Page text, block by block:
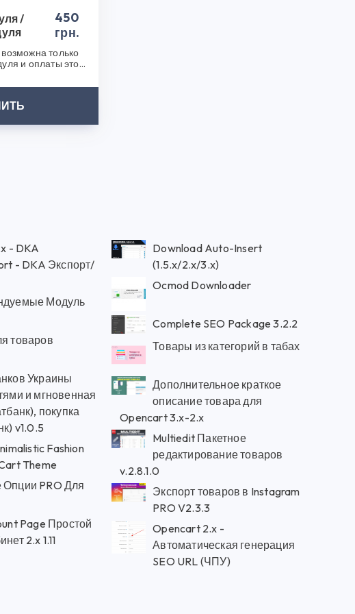
/
450
грн.
только
и оплаты этой
- DKA
- DKA Экспорт/
Модуль
товаров
Украины
и мгновенная
покупка
v1.0.5
Fashion
Theme
PRO Для
Page Простой
2.x 1.11
Download Auto-Insert
(1.5.x/2.x/3.x)
Ocmod Downloader
Complete SEO Package 3.2.2
Товары из категорий в табах
Дополнительное краткое
описание товара для
Opencart 3.x-2.x
Multiedit Пакетное
редактирование товаров
v.2.8.1.0
Экспорт товаров в Instagram
PRO V2.3.3
Opencart 2.x -
Автоматическая генерация
SEO URL (ЧПУ)